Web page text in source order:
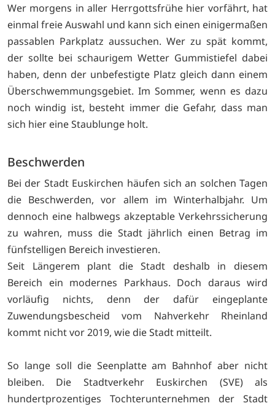
Wer morgens in aller Herrgottsfrühe hier vorfährt, hat
einmal freie Auswahl und kann sich einen einigermaßen
passablen Parkplatz aussuchen. Wer zu spät kommt,
der sollte bei schaurigem Wetter Gummistiefel dabei
haben, denn der unbefestigte Platz gleich dann einem
Überschwemmungsgebiet. Im Sommer, wenn es dazu
noch windig ist, besteht immer die Gefahr, dass man
sich hier eine Staublunge holt.
Beschwerden
Bei der Stadt Euskirchen häufen sich an solchen Tagen
die Beschwerden, vor allem im Winterhalbjahr. Um
dennoch eine halbwegs akzeptable Verkehrssicherung
zu wahren, muss die Stadt jährlich einen Betrag im
fünfstelligen Bereich investieren.
Seit Längerem plant die Stadt deshalb in diesem
Bereich ein modernes Parkhaus. Doch daraus wird
vorläufig nichts, denn der dafür eingeplante
Zuwendungsbescheid vom Nahverkehr Rheinland
kommt nicht vor 2019, wie die Stadt mitteilt.
So lange soll die Seenplatte am Bahnhof aber nicht
bleiben. Die Stadtverkehr Euskirchen (SVE) als
hundertprozentiges Tochterunternehmen der Stadt